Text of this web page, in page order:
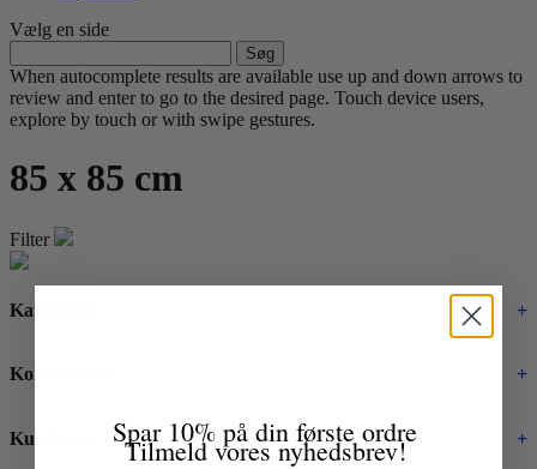
Vælg en side
efter:
When autocomplete results are available use up and down arrows to
review and enter to go to the desired page. Touch device users,
explore by touch or with swipe gestures.
85 x 85 cm
Filter
Kategorier +
Kollektioner +
Kunstnere +
Spar 10% på din første ordre
Tilmeld vores nyhedsbrev!